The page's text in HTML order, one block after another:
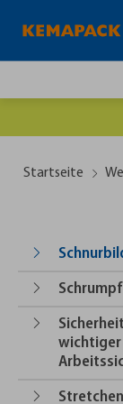
Startseite
wichtiger
Stretchen